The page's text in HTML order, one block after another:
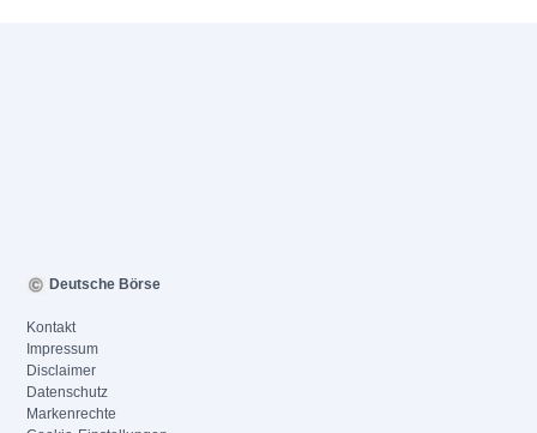
Deutsche Börse
Kontakt
Impressum
Disclaimer
Datenschutz
Markenrechte